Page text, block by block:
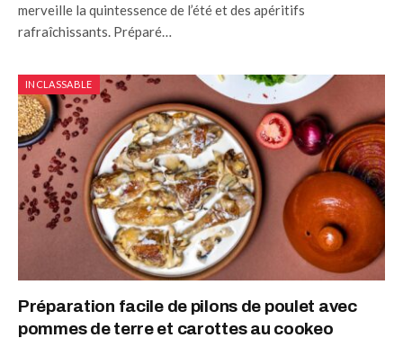
merveille la quintessence de l’été et des apéritifs
rafraîchissants. Préparé…
INCLASSABLE
Préparation facile de pilons de poulet avec
pommes de terre et carottes au cookeo